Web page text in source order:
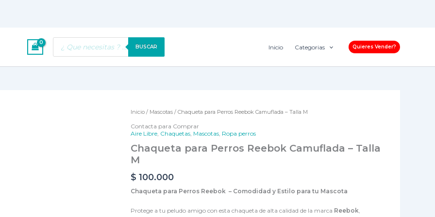
BUSCAR Inicio Categorias Quieres Vender?
Inicio / Mascotas / Chaqueta para Perros Reebok Camuflada – Talla M
Contacta para Comprar
Aire Libre, Chaquetas, Mascotas, Ropa perros
Chaqueta para Perros Reebok Camuflada – Talla
M
$ 100.000
Chaqueta para Perros Reebok – Comodidad y Estilo para tu Mascota
Protege a tu peludo amigo con esta chaqueta de alta calidad de la marca Reebok
Chaqueta
Perros
Camuflada
-
M
cantidad